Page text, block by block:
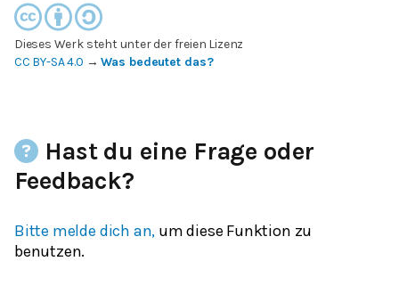
Dieses Werk steht unter der freien Lizenz
CC BY-SA 4.0 →Was bedeutet das?
Hast du eine Frage oder
Feedback?
Bitte melde dich an, um diese Funktion zu
benutzen.